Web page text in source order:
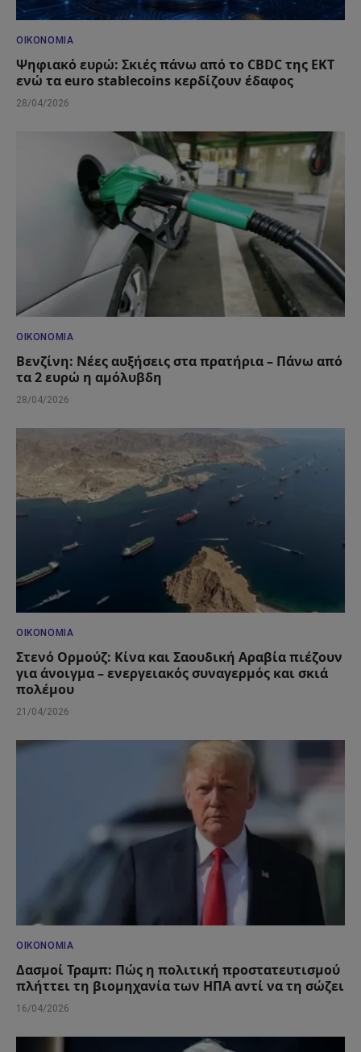
ΟΙΚΟΝΟΜΊΑ
Ψηφιακό ευρώ: Σκιές πάνω από το CBDC της ΕΚΤ
ενώ τα euro stablecoins κερδίζουν έδαφος
28/04/2026
ΟΙΚΟΝΟΜΊΑ
Βενζίνη: Νέες αυξήσεις στα πρατήρια – Πάνω από
τα 2 ευρώ η αμόλυβδη
28/04/2026
ΟΙΚΟΝΟΜΊΑ
Στενό Ορμούζ: Κίνα και Σαουδική Αραβία πιέζουν
για άνοιγμα – ενεργειακός συναγερμός και σκιά
πολέμου
21/04/2026
ΟΙΚΟΝΟΜΊΑ
Δασμοί Τραμπ: Πώς η πολιτική προστατευτισμού
πλήττει τη βιομηχανία των ΗΠΑ αντί να τη σώζει
16/04/2026